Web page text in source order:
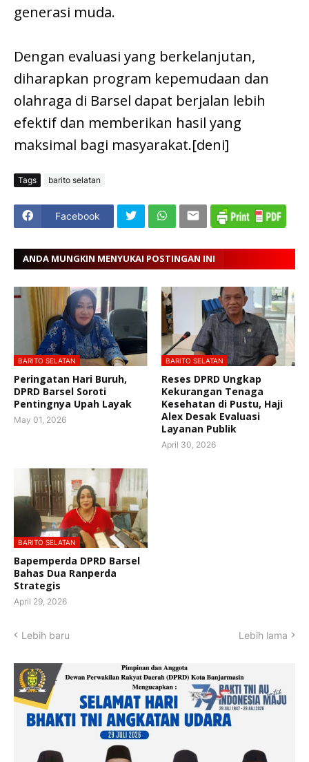
generasi muda.
Dengan evaluasi yang berkelanjutan,
diharapkan program kepemudaan dan
olahraga di Barsel dapat berjalan lebih
efektif dan memberikan hasil yang
maksimal bagi masyarakat.[deni]
Tags barito selatan
Facebook
ANDA MUNGKIN MENYUKAI POSTINGAN INI
BARITO SELATAN
Peringatan Hari Buruh,
DPRD Barsel Soroti
Pentingnya Upah Layak
May 01, 2026
BARITO SELATAN
Reses DPRD Ungkap
Kekurangan Tenaga
Kesehatan di Pustu, Haji
Alex Desak Evaluasi
Layanan Publik
April 30, 2026
BARITO SELATAN
Bapemperda DPRD Barsel
Bahas Dua Ranperda
Strategis
April 29, 2026
Lebih baru Lebih lama